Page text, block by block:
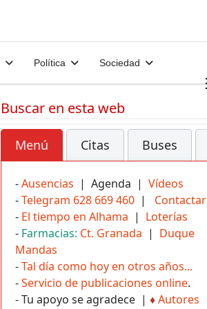
Política Sociedad
Buscar en esta web
Menú Citas Buses
-Ausencias | Agenda | Vídeos
-Telegram 628 669 460 | Contactar
- El tiempo en Alhama | Loterías
- Farmacias: Ct. Granada | Duque
Mandas
-Tal día como hoy en otros años...
-Servicio de publicaciones online.
- Tu apoyo se agradece | ♦Autores